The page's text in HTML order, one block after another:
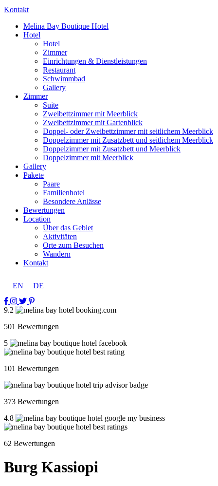
Kontakt
Melina Bay Boutique Hotel
Hotel
Hotel
Zimmer
Einrichtungen & Dienstleistungen
Restaurant
Schwimmbad
Gallery
Zimmer
Suite
Zweibettzimmer mit Meerblick
Zweibettzimmer mit Gartenblick
Doppel- oder Zweibettzimmer mit seitlichem Meerblick
Doppelzimmer mit Zusatzbett und seitlichem Meerblick
Doppelzimmer mit Zusatzbett und Meerblick
Doppelzimmer mit Meerblick
Gallery
Pakete
Paare
Familienhotel
Besondere Anlässe
Bewertungen
Location
Über das Gebiet
Aktivitäten
Orte zum Besuchen
Wandern
Kontakt
EN DE
9.2
501 Bewertungen
5
101 Bewertungen
373 Bewertungen
4.8
62 Bewertungen
Burg Kassiopi